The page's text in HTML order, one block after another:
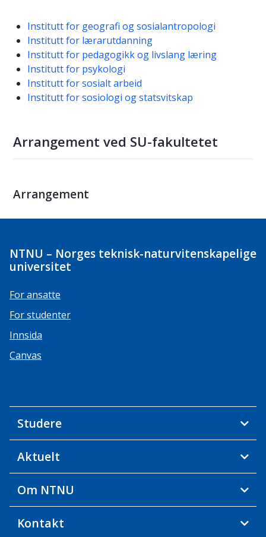
Institutt for geografi og sosialantropologi
Institutt for lærarutdanning
Institutt for pedagogikk og livslang læring
Institutt for psykologi
Institutt for sosialt arbeid
Institutt for sosiologi og statsvitskap
Arrangement ved SU-fakultetet
Arrangement
NTNU – Norges teknisk-naturvitenskapelige
universitet
For ansatte
For studenter
Innsida
Canvas
Studere
Aktuelt
Om NTNU
Kontakt